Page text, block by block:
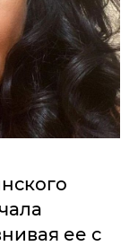
ее с